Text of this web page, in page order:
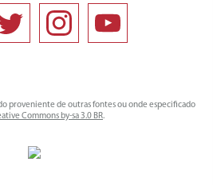
proveniente de outras fontes ou onde especificado
Commons by-sa 3.0 BR.